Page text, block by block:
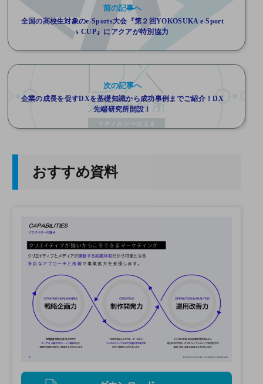
前の記事へ
全国の⾼校⽣対象のe-Sports⼤会『第２回YOKOSUKA e-Sport
s CUP』にアクアが特別協⼒
次の記事へ
企業の成長を促すDXを基礎知識から成功事例までご紹介！DX
先端研究所開設！
おすすめ資料